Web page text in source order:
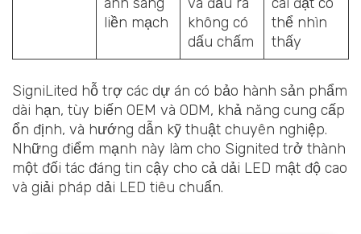
liền mạch
không có
dấu chấm
thể nhìn
thấy
SigniLited hỗ trợ các dự án có bảo hành sản phẩm
dài hạn, tùy biến OEM và ODM, khả năng cung cấp
ổn định, và hướng dẫn kỹ thuật chuyên nghiệp.
Những điểm mạnh này làm cho Signited trở thành
một đối tác đáng tin cậy cho cả dải LED mật độ cao
và giải pháp dải LED tiêu chuẩn.